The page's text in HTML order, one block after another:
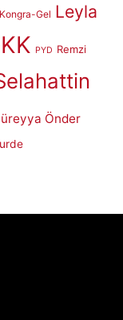
Kongra-Gel Leyla
PYD Remzi
Önder